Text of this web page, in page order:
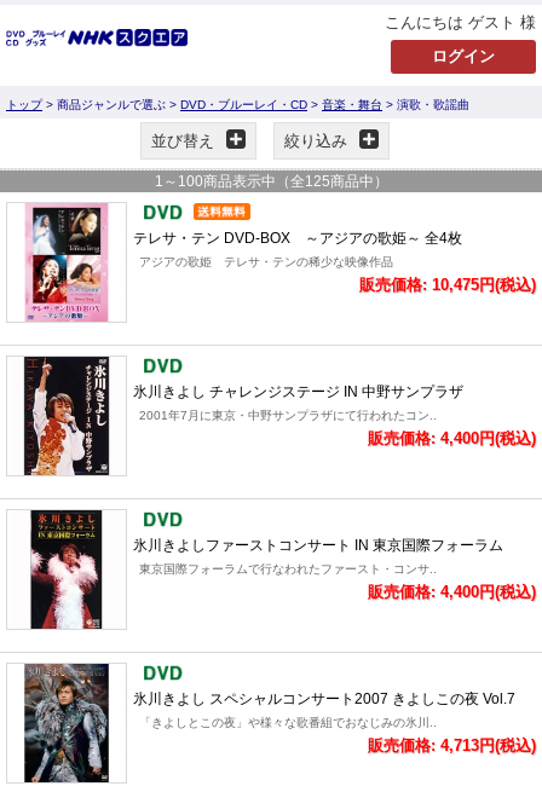
こんにちは ゲスト 様
トップ> 商品ジャンルで選ぶ > DVD・ブルーレイ・CD > 音楽・舞台 > 演歌・歌謡曲
並び替え 絞り込み
1 ～ 100商品表示中（全125商品中）
テレサ・テン DVD-BOX ～アジアの歌姫～ 全4枚
アジアの歌姫 テレサ・テンの稀少な映像作品
販売価格: 10,475円(税込)
氷川きよし チャレンジステージ IN 中野サンプラザ
2001年7月に東京・中野サンプラザにて行われたコン..
販売価格: 4,400円(税込)
氷川きよしファーストコンサート IN 東京国際フォーラム
東京国際フォーラムで行なわれたファースト・コンサ..
販売価格: 4,400円(税込)
氷川きよし スペシャルコンサート2007 きよしこの夜 Vol.7
「きよしとこの夜」や様々な歌番組でおなじみの氷川..
販売価格: 4,713円(税込)